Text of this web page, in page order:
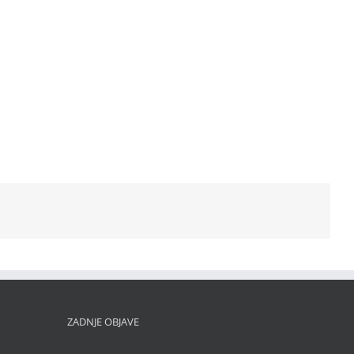
ZADNJE OBJAVE